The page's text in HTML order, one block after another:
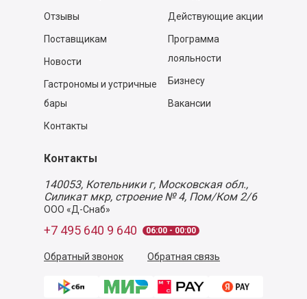
Отзывы
Поставщикам
Новости
Гастрономы и устричные
бары
Контакты
Действующие акции
Программа
лояльности
Бизнесу
Вакансии
Контакты
140053, Котельники г, Московская обл.,
Силикат мкр, строение № 4, Пом/Ком 2/6
ООО «Д-Снаб»
+7 495 640 9 640 06:00 - 00:00
Обратный звонок Обратная связь